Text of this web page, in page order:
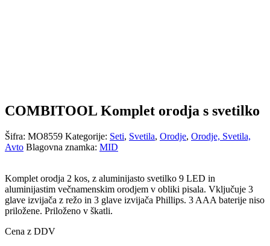
COMBITOOL Komplet orodja s svetilko
Šifra: MO8559 Kategorije: Seti, Svetila, Orodje, Orodje, Svetila,
Avto Blagovna znamka: MID
Komplet orodja 2 kos, z aluminijasto svetilko 9 LED in
aluminijastim večnamenskim orodjem v obliki pisala. Vključuje 3
glave izvijača z režo in 3 glave izvijača Phillips. 3 AAA baterije niso
priložene. Priloženo v škatli.
Cena z DDV